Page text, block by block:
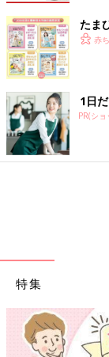
出典：Instagramアカ
opomamaさんは
げされていたよう
だったんだそう。
すよね。着回しに
たま
赤
1日
PR(シ
特集